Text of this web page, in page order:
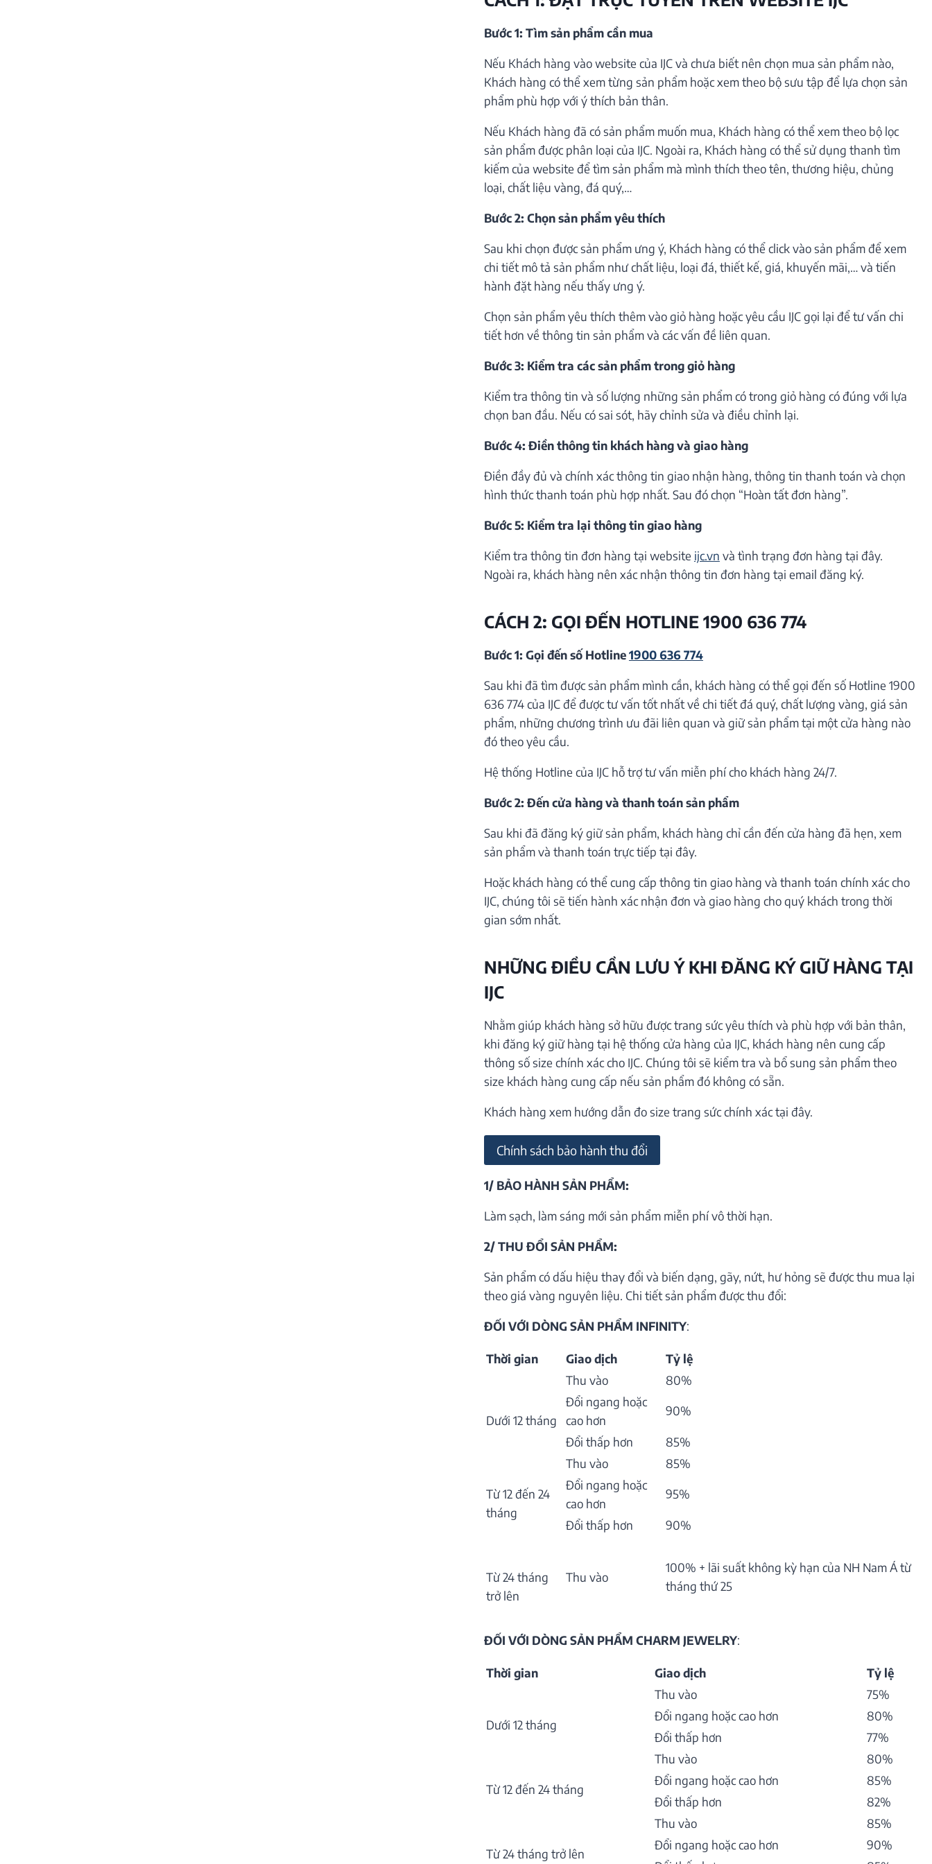
Bước 1: Tìm sản phẩm cần mua
Nếu Khách hàng vào website của IJC và chưa biết nên chọn mua sản phẩm nào,
Khách hàng có thể xem từng sản phẩm hoặc xem theo bộ sưu tập để lựa chọn sản
phẩm phù hợp với ý thích bản thân.
Nếu Khách hàng đã có sản phẩm muốn mua, Khách hàng có thể xem theo bộ lọc
sản phẩm được phân loại của IJC. Ngoài ra, Khách hàng có thể sử dụng thanh tìm
kiếm của website để tìm sản phẩm mà mình thích theo tên, thương hiệu, chủng
loại, chất liệu vàng, đá quý,…
Bước 2: Chọn sản phẩm yêu thích
Sau khi chọn được sản phẩm ưng ý, Khách hàng có thể click vào sản phẩm để xem
chi tiết mô tả sản phẩm như chất liệu, loại đá, thiết kế, giá, khuyến mãi,… và tiến
hành đặt hàng nếu thấy ưng ý.
Chọn sản phẩm yêu thích thêm vào giỏ hàng hoặc yêu cầu IJC gọi lại để tư vấn chi
tiết hơn về thông tin sản phẩm và các vấn đề liên quan.
Bước 3: Kiểm tra các sản phẩm trong giỏ hàng
Kiểm tra thông tin và số lượng những sản phẩm có trong giỏ hàng có đúng với lựa
chọn ban đầu. Nếu có sai sót, hãy chỉnh sửa và điều chỉnh lại.
Bước 4: Điền thông tin khách hàng và giao hàng
Điền đầy đủ và chính xác thông tin giao nhận hàng, thông tin thanh toán và chọn
hình thức thanh toán phù hợp nhất. Sau đó chọn “Hoàn tất đơn hàng”.
Bước 5: Kiểm tra lại thông tin giao hàng
Kiểm tra thông tin đơn hàng tại website ijc.vn và tình trạng đơn hàng tại đây.
Ngoài ra, khách hàng nên xác nhận thông tin đơn hàng tại email đăng ký.
CÁCH 2: GỌI ĐẾN HOTLINE 1900 636 774
Bước 1: Gọi đến số Hotline1900 636 774
Sau khi đã tìm được sản phẩm mình cần, khách hàng có thể gọi đến số Hotline 1900
636 774 của IJC để được tư vấn tốt nhất về chi tiết đá quý, chất lượng vàng, giá sản
phẩm, những chương trình ưu đãi liên quan và giữ sản phẩm tại một cửa hàng nào
đó theo yêu cầu.
Hệ thống Hotline của IJC hỗ trợ tư vấn miễn phí cho khách hàng 24/7.
Bước 2: Đến cửa hàng và thanh toán sản phẩm
Sau khi đã đăng ký giữ sản phẩm, khách hàng chỉ cần đến cửa hàng đã hẹn, xem
sản phẩm và thanh toán trực tiếp tại đây.
Hoặc khách hàng có thể cung cấp thông tin giao hàng và thanh toán chính xác cho
IJC, chúng tôi sẽ tiến hành xác nhận đơn và giao hàng cho quý khách trong thời
gian sớm nhất.
NHỮNG ĐIỀU CẦN LƯU Ý KHI ĐĂNG KÝ GIỮ HÀNG TẠI
IJC
Nhằm giúp khách hàng sở hữu được trang sức yêu thích và phù hợp với bản thân,
khi đăng ký giữ hàng tại hệ thống cửa hàng của IJC, khách hàng nên cung cấp
thông số size chính xác cho IJC. Chúng tôi sẽ kiểm tra và bổ sung sản phẩm theo
size khách hàng cung cấp nếu sản phẩm đó không có sẵn.
Khách hàng xem hướng dẫn đo size trang sức chính xác tại đây.
Chính sách bảo hành thu đổi
1/ BẢO HÀNH SẢN PHẨM:
Làm sạch, làm sáng mới sản phẩm miễn phí vô thời hạn.
2/ THU ĐỔI SẢN PHẨM:
Sản phẩm có dấu hiệu thay đổi và biến dạng, gãy, nứt, hư hỏng sẽ được thu mua lại
theo giá vàng nguyên liệu. Chi tiết sản phẩm được thu đổi:
ĐỐI VỚI DÒNG SẢN PHẨM INFINITY:
Thời gian Giao dịch Tỷ lệ
Dưới 12 tháng
Thu vào
80%
Đổi ngang hoặc
cao hơn
90%
Đổi thấp hơn 85%
Từ 12 đến 24
tháng
Thu vào
85%
Đổi ngang hoặc
cao hơn
95%
Đổi thấp hơn 90%
Từ 24 tháng
trở lên
Thu vào
100% + lãi suất không kỳ hạn của NH Nam Á từ
tháng thứ 25
ĐỐI VỚI DÒNG SẢN PHẨM CHARM JEWELRY:
Thời gian Giao dịch Tỷ lệ
Dưới 12 tháng
Thu vào
75%
Đổi ngang hoặc cao hơn
80%
Đổi thấp hơn
77%
Từ 12 đến 24 tháng
Thu vào
80%
Đổi ngang hoặc cao hơn
85%
Đổi thấp hơn
82%
Từ 24 tháng trở lên
Thu vào
85%
Đổi ngang hoặc cao hơn
90%